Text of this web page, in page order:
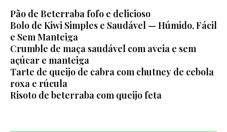
Pão de Beterraba fofo e delicioso
Bolo de Kiwi Simples e Saudável — Húmido, Fácil
e Sem Manteiga
Crumble de maça saudável com aveia e sem
açúcar e manteiga
Tarte de queijo de cabra com chutney de cebola
roxa e rúcula
Risoto de beterraba com queijo feta